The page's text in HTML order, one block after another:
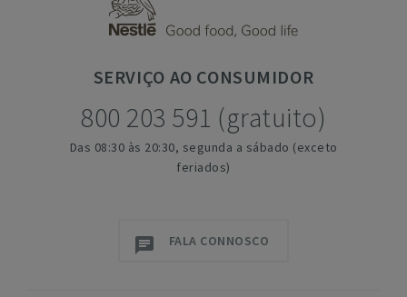
SERVIÇO AO CONSUMIDOR
800 203 591 (gratuito)
Das 08:30 às 20:30, segunda a sábado (exceto
feriados)
FALA CONNOSCO